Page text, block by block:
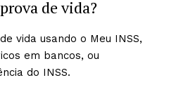
de vida?
vida usando o Meu INSS,
em bancos, ou
do INSS.